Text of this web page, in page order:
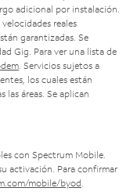
adicional por instalación.
reales
garantizadas. Se
Gig. Para ver una lista de
. Servicios sujetos a
los cuales están
las áreas. Se aplican
con Spectrum Mobile.
activación. Para confirmar
mobile/byod